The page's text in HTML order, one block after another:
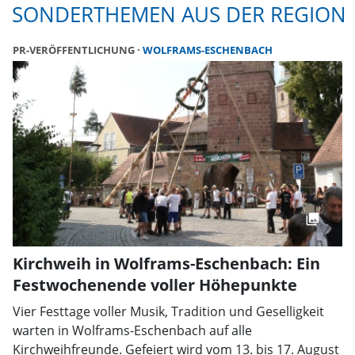
SONDERTHEMEN AUS DER REGION
PR-VERÖFFENTLICHUNG WOLFRAMS-ESCHENBACH
Kirchweih in Wolframs-Eschenbach: Ein
Festwochenende voller Höhepunkte
Vier Festtage voller Musik, Tradition und Geselligkeit
warten in Wolframs-Eschenbach auf alle
Kirchweihfreunde. Gefeiert wird vom 13. bis 17. August